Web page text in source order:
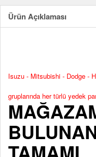
Ürün Açıklaması
Isuzu - Mitsubishi - Dodge -
gruplarında her türlü yedek